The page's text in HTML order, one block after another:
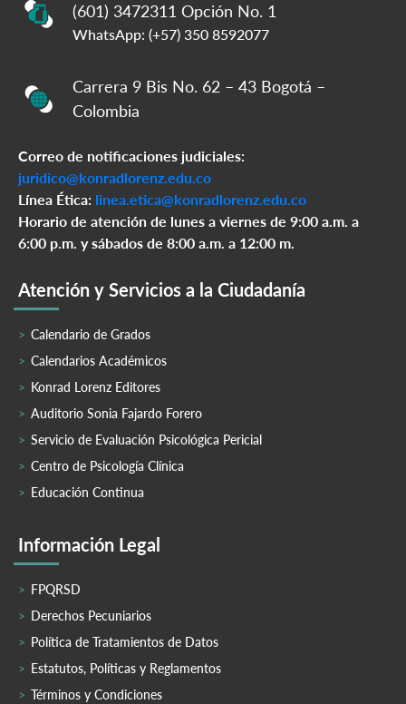
(601) 3472311 Opción No. 1
WhatsApp: (+57) 350 8592077
Carrera 9 Bis No. 62 – 43 Bogotá –
Colombia
Correo de notificaciones judiciales:
juridico@konradlorenz.edu.co
Línea Ética: linea.etica@konradlorenz.edu.co
Horario de atención de lunes a viernes de 9:00 a.m. a
6:00 p.m. y sábados de 8:00 a.m. a 12:00 m.
Atención y Servicios a la Ciudadanía
Calendario de Grados
Calendarios Académicos
Konrad Lorenz Editores
Auditorio Sonia Fajardo Forero
Servicio de Evaluación Psicológica Pericial
Centro de Psicología Clínica
Educación Continua
Información Legal
FPQRSD
Derechos Pecuniarios
Política de Tratamientos de Datos
Estatutos, Políticas y Reglamentos
Términos y Condiciones